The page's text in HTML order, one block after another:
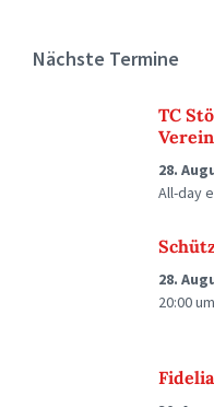
Nächste Termine
TC
28.
All-day
28.
20:00um